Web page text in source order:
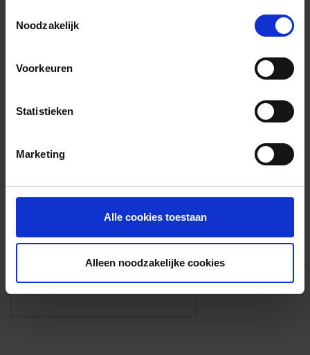
Noodzakelijk
Voorkeuren
Statistieken
Marketing
Alle cookies toestaan
Alleen noodzakelijke cookies
Algemene informatie
Foto’s ({{photos.length}})
Eigen foto’s